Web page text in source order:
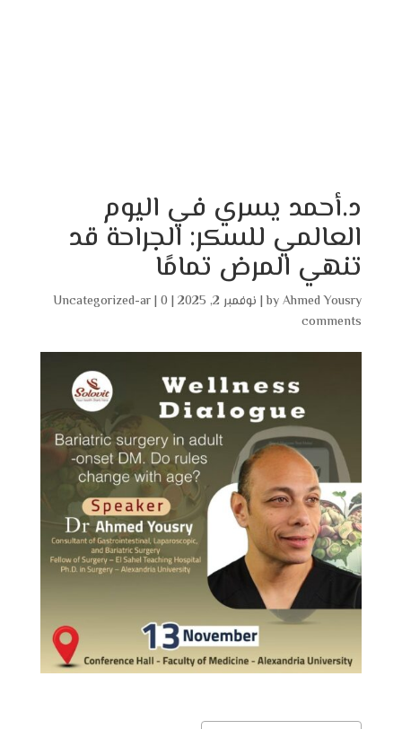
د.أحمد يسري في اليوم
العالمي للسكر: الجراحة قد
تنهي المرض تمامًا
byAhmed Yousry
| نوفمبر 2, 2025 |
Uncategorized-ar|0
comments